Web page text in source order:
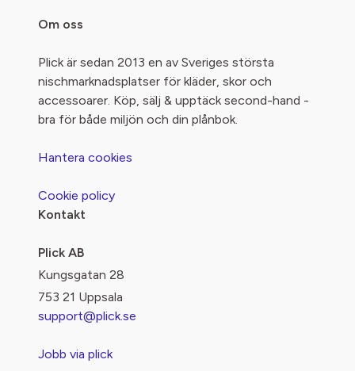
Om oss
Plick är sedan 2013 en av Sveriges största
nischmarknadsplatser för kläder, skor och
accessoarer. Köp, sälj & upptäck second-hand -
bra för både miljön och din plånbok.
Hantera cookies
Cookie policy
Kontakt
Plick AB
Kungsgatan 28
753 21 Uppsala
support@plick.se
Jobb via plick